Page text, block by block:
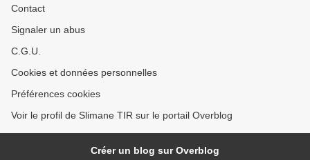
Contact
Signaler un abus
C.G.U.
Cookies et données personnelles
Préférences cookies
Voir le profil de Slimane TIR sur le portail Overblog
Créer un blog sur Overblog